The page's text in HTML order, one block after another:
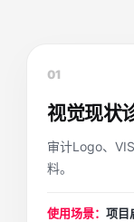
01
视觉现状
审计Logo、
料。
使用场景： 项目